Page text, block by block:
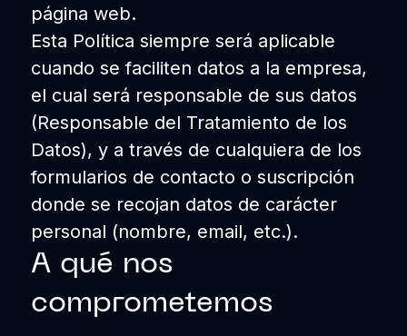
página web.
Esta Política siempre será aplicable
cuando se faciliten datos a la empresa,
el cual será responsable de sus datos
(Responsable del Tratamiento de los
Datos), y a través de cualquiera de los
formularios de contacto o suscripción
donde se recojan datos de carácter
personal (nombre, email, etc.).
A qué nos
comprometemos